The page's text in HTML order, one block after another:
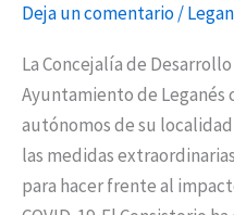
Deja un comentario/
La Concejalía de
Ayuntamiento de Leganés
autónomos de su
las medidas
para hacer frente al